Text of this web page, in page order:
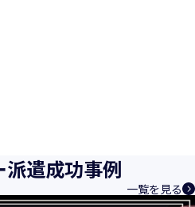
派遣成功事例
一覧を見る